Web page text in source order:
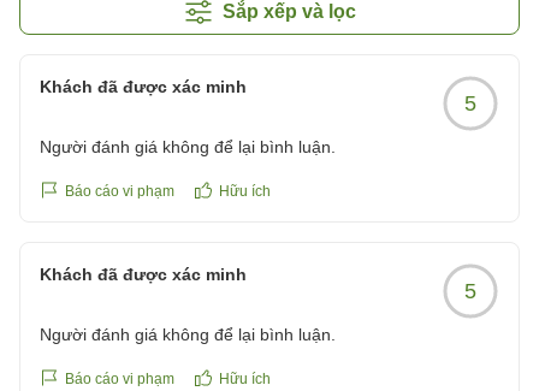
Sắp xếp và lọc
Khách đã được xác minh
5
Người đánh giá không để lại bình luận.
Báo cáo vi phạm Hữu ích
Khách đã được xác minh
5
Người đánh giá không để lại bình luận.
Báo cáo vi phạm Hữu ích